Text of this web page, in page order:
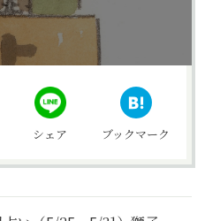
シェア ブックマーク